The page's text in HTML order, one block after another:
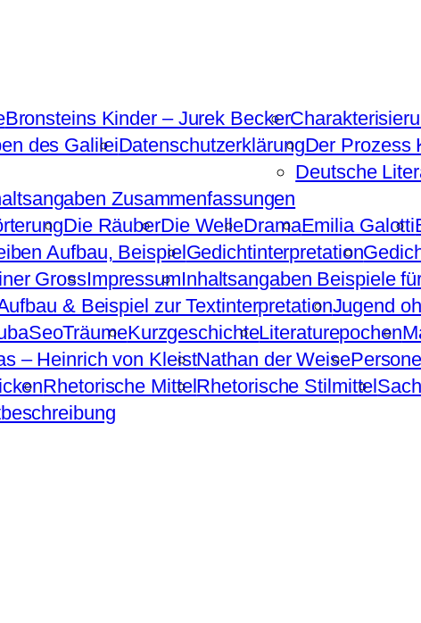
Bronsteins Kinder – Jurek Becker
des GalileiDatenschutzerklärungDer Prozess
Zusammenfassungen
Deutsche
Die RäuberDie WelleDramaEmilia Galotti
Aufbau, BeispielGedichtinterpretation
GrossImpressumInhaltsangaben Beispiele
& Beispiel zur TextinterpretationJugend
KurzgeschichteLiteraturepochen
– Heinrich von KleistNathan der Weise
Rhetorische MittelRhetorische Stilmittel